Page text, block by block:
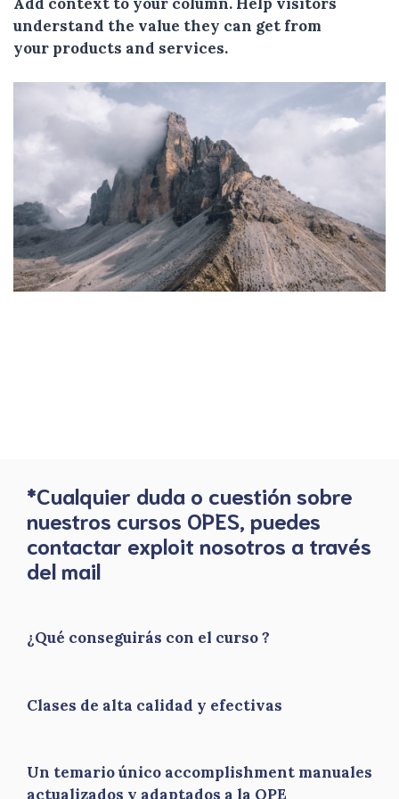
understand the value they can get from
your products and services.
*Cualquier duda o cuestión sobre
nuestros cursos OPES, puedes
contactar exploit nosotros a través
del mail
¿Qué conseguirás con el curso ?
Clases de alta calidad y efectivas
Un temario único accomplishment manuales
actualizados y adaptados a la OPE